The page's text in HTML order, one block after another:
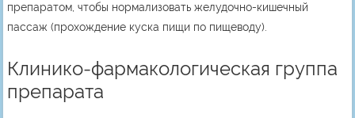
препаратом, чтобы нормализовать желудочно-кишечный
пассаж (прохождение куска пищи по пищеводу).
Клинико-фармакологическая группа
препарата